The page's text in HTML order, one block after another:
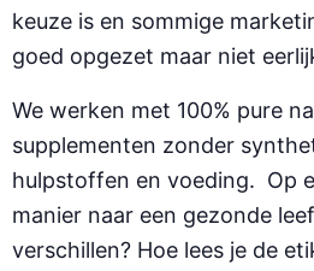
keuze is en sommige
goed opgezet maar niet
We werken met 100% pure
supplementen zonder
hulpstoffen en voeding. Op
manier naar een gezonde
verschillen? Hoe lees je de